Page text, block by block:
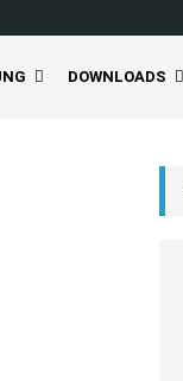
DOWNLOADS